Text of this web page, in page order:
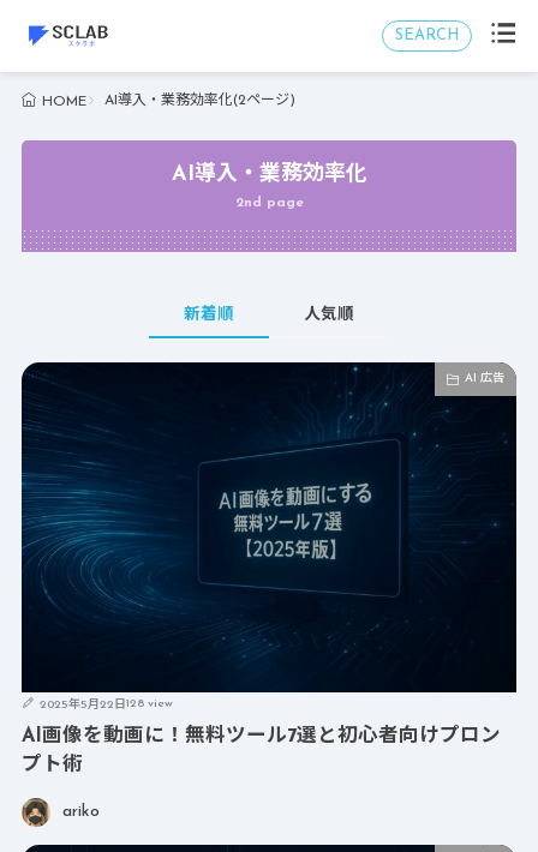
SEARCH
HOME AI導入・業務効率化(2ページ)
AI導入・業務効率化
2nd page
新着順 人気順
AI 広告
2025年5月22日128 view
AI画像を動画に！無料ツール7選と初心者向けプロン
プト術
ariko